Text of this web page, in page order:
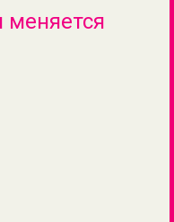
меняется